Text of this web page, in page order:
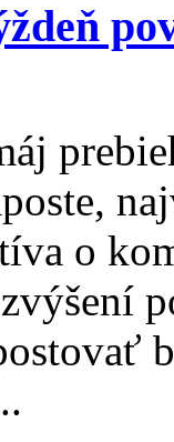
o